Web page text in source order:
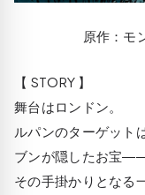
原作：モ
【 STORY 】
舞台はロンドン。
ルパンのターゲット
ブンが隠したお宝
その手掛かりとなる